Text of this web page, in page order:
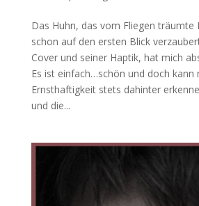
Das Huhn, das vom Fliegen träumte
schon auf den ersten Blick
Cover und seiner Haptik, hat mich
Es ist einfach…schön und doch kann
Ernsthaftigkeit stets dahinter
und die...